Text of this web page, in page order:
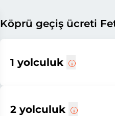
Köprü geçiş ücreti
1 yolculuk
2 yolculuk